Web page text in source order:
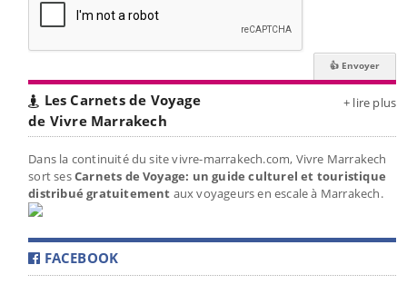
Les Carnets de Voyage
de Vivre Marrakech
+ lire plus
Dans la continuité du site vivre-marrakech.com, Vivre Marrakech
sort sesCarnets de Voyage: un guide culturel et touristique
distribué gratuitement aux voyageurs en escale à Marrakech.
FACEBOOK